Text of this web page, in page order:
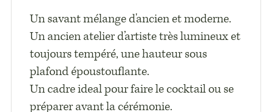
Un savant mélange d'ancien et moderne.
Un ancien atelier d’artiste très lumineux et
toujours tempéré, une hauteur sous
plafond époustouflante.
Un cadre ideal pour faire le cocktail ou se
préparer avant la cérémonie.